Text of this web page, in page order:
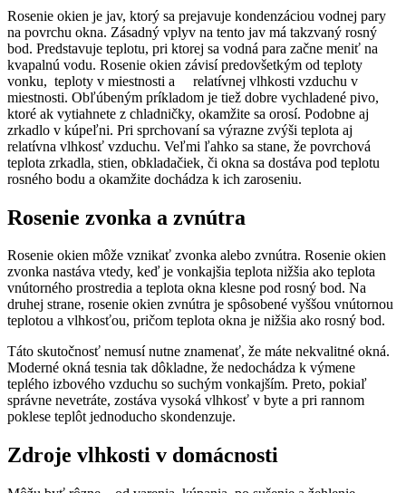
Rosenie okien je jav, ktorý sa prejavuje kondenzáciou vodnej pary
na povrchu okna. Zásadný vplyv na tento jav má takzvaný rosný
bod. Predstavuje teplotu, pri ktorej sa vodná para začne meniť na
kvapalnú vodu. Rosenie okien závisí predovšetkým od teploty
vonku, teploty v miestnosti a relatívnej vlhkosti vzduchu v
miestnosti. Obľúbeným príkladom je tiež dobre vychladené pivo,
ktoré ak vytiahnete z chladničky, okamžite sa orosí. Podobne aj
zrkadlo v kúpeľni. Pri sprchovaní sa výrazne zvýši teplota aj
relatívna vlhkosť vzduchu. Veľmi ľahko sa stane, že povrchová
teplota zrkadla, stien, obkladačiek, či okna sa dostáva pod teplotu
rosného bodu a okamžite dochádza k ich zaroseniu.
Rosenie zvonka a zvnútra
Rosenie okien môže vznikať zvonka alebo zvnútra. Rosenie okien
zvonka nastáva vtedy, keď je vonkajšia teplota nižšia ako teplota
vnútorného prostredia a teplota okna klesne pod rosný bod. Na
druhej strane, rosenie okien zvnútra je spôsobené vyššou vnútornou
teplotou a vlhkosťou, pričom teplota okna je nižšia ako rosný bod.
Táto skutočnosť nemusí nutne znamenať, že máte nekvalitné okná.
Moderné okná tesnia tak dôkladne, že nedochádza k výmene
teplého izbového vzduchu so suchým vonkajším. Preto, pokiaľ
správne nevetráte, zostáva vysoká vlhkosť v byte a pri rannom
poklese teplôt jednoducho skondenzuje.
Zdroje vlhkosti v domácnosti